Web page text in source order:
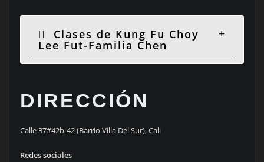
Clases de Kung Fu Choy
Lee Fut-Familia Chen
DIRECCIÓN
Calle 37#42b-42 (Barrio Villa Del Sur), Cali
Redes sociales